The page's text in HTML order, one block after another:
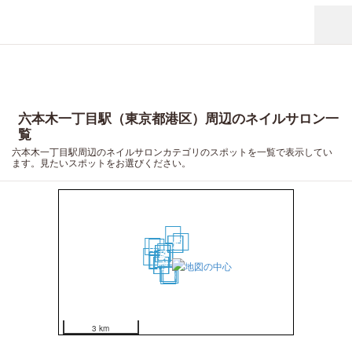
六本木一丁目駅（東京都港区）周辺のネイルサロン一
覧
六本木一丁目駅周辺のネイルサロンカテゴリのスポットを一覧で表示してい
ます。見たいスポットをお選びください。
1
23
4
5
6
7
8
9
10
11
12
13
14
15
16
17
18
19
20
3 km